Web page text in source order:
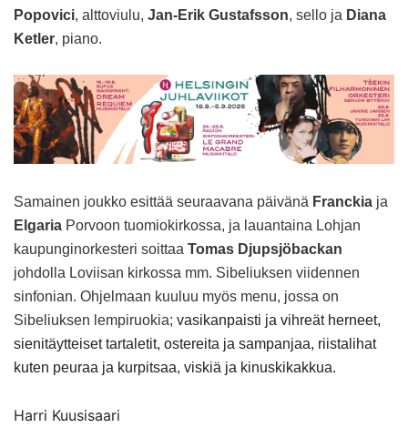
Popovici, alttoviulu, Jan-Erik Gustafsson, sello ja Diana
Ketler, piano.
Samainen joukko esittää seuraavana päivänä Franckia ja
Elgaria Porvoon tuomiokirkossa, ja lauantaina Lohjan
kaupunginorkesteri soittaa Tomas Djupsjöbackan
johdolla Loviisan kirkossa mm. Sibeliuksen viidennen
sinfonian. Ohjelmaan kuuluu myös menu, jossa on
Sibeliuksen lempiruokia; vasikanpaisti ja vihreät herneet,
sienitäytteiset tartaletit, ostereita ja sampanjaa, riistalihat
kuten peuraa ja kurpitsaa, viskiä ja kinuskikakkua.
Harri Kuusisaari